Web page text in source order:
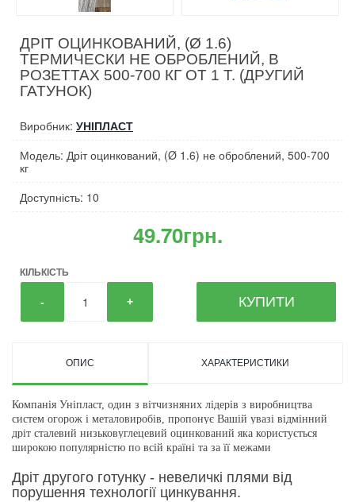
ДРІТ ОЦИНКОВАНИЙ, (Ø 1.6)
ТЕРМИЧЕСКИ НЕ ОБРОБЛЕНИЙ, В
РОЗЕТТАХ 500-700 КГ ОТ 1 Т. (ДРУГИЙ
ГАТУНОК)
Виробник: УНІПЛАСТ
Модель: Дріт оцинкований, (Ø 1.6) не оброблений, 500-700
кг
Доступність: 10
49.70грн.
КІЛЬКІСТЬ
- + КУПИТИ
ОПИС ХАРАКТЕРИСТИКИ
Компанія Уніпласт, один з вітчизняних лідерів з виробництва
систем огорож і металовиробів, пропонує Вашій увазі відмінний
дріт сталевий низьковуглецевий оцинкований яка користується
широкою популярністю по всій країні та за її межами
Дріт другого готунку - невеличкі плями від
порушення технології цинкування.